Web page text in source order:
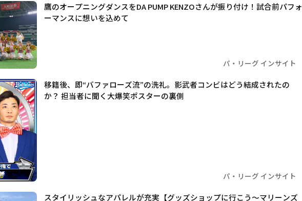
鷹のオープニングダンスをDA PUMP KENZOさんが振り付け！試合前パフォ
ーマンスに想いを込めて
パ・リーグ インサイト
移籍後、即“バファローズ流”の洗礼。影武者コンビはどう結成されたの
か？ 担当者に聞く大爆笑ポスターの裏側
パ・リーグ インサイト
スタイリッシュなアパレルが充実【グッズショップに行こう～マリーンズ